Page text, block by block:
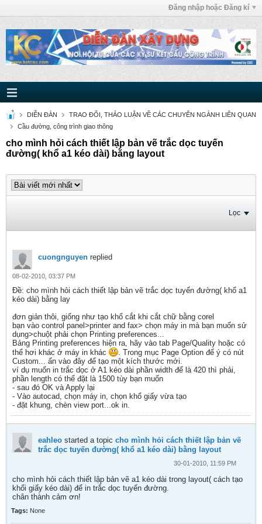
Đăng nhập hoặc Đăng kí
DIỄN ĐÀN
TRAO ĐỔI, THẢO LUẬN VỀ CÁC CHUYÊN NGÀNH LIÊN QUAN
Cầu đường, công trình giao thông
cho mình hỏi cách thiết lập bản vẽ trắc dọc tuyến
đường( khổ a1 kéo dài) bằng layout
Lọc
cuongnguyen replied
08-02-2010, 03:37 PM
Ðề: cho mình hỏi cách thiết lập bản vẽ trắc dọc tuyến đường( khổ a1
kéo dài) bằng lay
đơn giản thôi, giống như tạo khổ cắt khi cắt chữ bằng corel
bạn vào control panel>printer and fax> chọn máy in mà bạn muốn sử
dụng>chuột phải chọn Printing preferences...
Bảng Printing preferences hiện ra, hãy vào tab Page/Quality hoặc có
thể hơi khác ở máy in khác
. Trong mục Page Option để ý có nút
Custom... ấn vào đây để tạo một kích thước mới.
ví dụ muốn in trắc dọc ở A1 kéo dài phần width để là 420 thì phải,
phần length có thể đặt là 1500 tùy bạn muốn
- sau đó OK và Apply lại
- Vào autocad, chọn máy in, chọn khổ giấy vừa tạo
- đặt khung, chèn view port...ok in.
eahleo started a topic cho mình hỏi cách thiết lập bản vẽ
trắc dọc tuyến đường( khổ a1 kéo dài) bằng layout
30-01-2010, 11:59 PM
cho mình hỏi cách thiết lập bản vẽ a1 kéo dài trong layout( cách tạo
khổi giấy kéo dài) để in trắc dọc tuyến đường.
chân thành cảm ơn!
Tags: None